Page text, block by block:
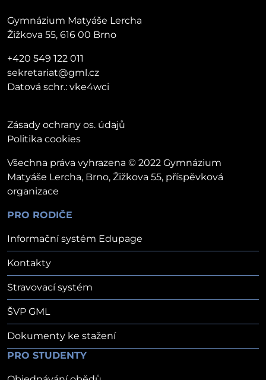
Gymnázium Matyáše Lercha
Žižkova 55, 616 00 Brno
+420 549 122 011
sekretariat@gml.cz
Datová schr.: vke4wci
PRO RODIČE
Informační systém Edupage
Kontakty
Stravovací systém
ŠVP GML
Dokumenty ke stažení
PRO STUDENTY
Zásady ochrany os. údajů
Politika cookies
Všechna práva vyhrazena © 2022 Gymnázium
Matyáše Lercha, Brno, Žižkova 55, příspěvková
organizace